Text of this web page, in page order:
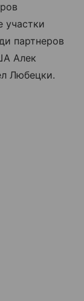
участки
партнеров
Алек
Любецки.